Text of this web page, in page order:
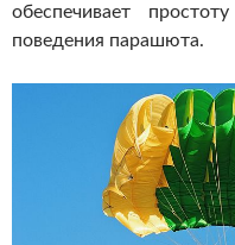
обеспечивает
поведения парашюта.